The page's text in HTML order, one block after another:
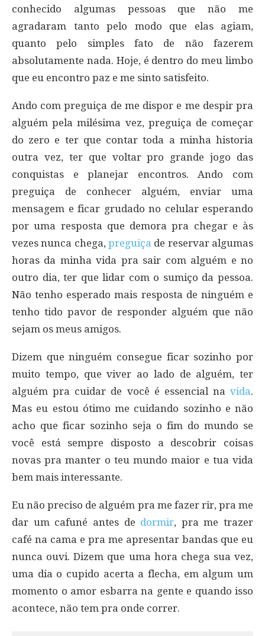
conhecido algumas pessoas que não me
agradaram tanto pelo modo que elas agiam,
quanto pelo simples fato de não fazerem
absolutamente nada. Hoje, é dentro do meu limbo
que eu encontro paz e me sinto satisfeito.
Ando com preguiça de me dispor e me despir pra
alguém pela milésima vez, preguiça de começar
do zero e ter que contar toda a minha historia
outra vez, ter que voltar pro grande jogo das
conquistas e planejar encontros. Ando com
preguiça de conhecer alguém, enviar uma
mensagem e ficar grudado no celular esperando
por uma resposta que demora pra chegar e às
vezes nunca chega, preguiça de reservar algumas
horas da minha vida pra sair com alguém e no
outro dia, ter que lidar com o sumiço da pessoa.
Não tenho esperado mais resposta de ninguém e
tenho tido pavor de responder alguém que não
sejam os meus amigos.
Dizem que ninguém consegue ficar sozinho por
muito tempo, que viver ao lado de alguém, ter
alguém pra cuidar de você é essencial na vida.
Mas eu estou ótimo me cuidando sozinho e não
acho que ficar sozinho seja o fim do mundo se
você está sempre disposto a descobrir coisas
novas pra manter o teu mundo maior e tua vida
bem mais interessante.
Eu não preciso de alguém pra me fazer rir, pra me
dar um cafuné antes de dormir, pra me trazer
café na cama e pra me apresentar bandas que eu
nunca ouvi. Dizem que uma hora chega sua vez,
uma dia o cupido acerta a flecha, em algum um
momento o amor esbarra na gente e quando isso
acontece, não tem pra onde correr.